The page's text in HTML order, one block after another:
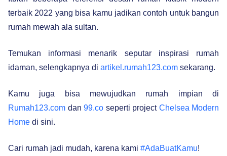
terbaik 2022 yang bisa kamu jadikan contoh untuk bangun
rumah mewah ala sultan.
Temukan informasi menarik seputar inspirasi rumah
idaman, selengkapnya di artikel.rumah123.com sekarang.
Kamu juga bisa mewujudkan rumah impian di
Rumah123.com dan 99.co seperti project Chelsea Modern
Home di sini.
Cari rumah jadi mudah, karena kami #AdaBuatKamu!